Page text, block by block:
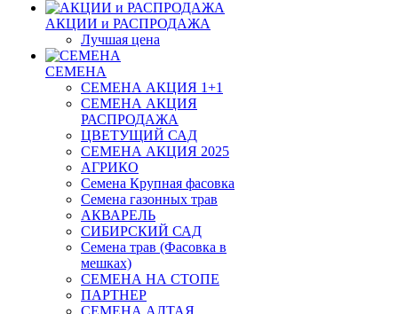
АКЦИИ и РАСПРОДАЖА
Лучшая цена
СЕМЕНА
СЕМЕНА АКЦИЯ 1+1
СЕМЕНА АКЦИЯ
РАСПРОДАЖА
ЦВЕТУЩИЙ САД
СЕМЕНА АКЦИЯ 2025
АГРИКО
Семена Крупная фасовка
Семена газонных трав
АКВАРЕЛЬ
СИБИРСКИЙ САД
Семена трав (Фасовка в
мешках)
СЕМЕНА НА СТОПЕ
ПАРТНЕР
СЕМЕНА АЛТАЯ